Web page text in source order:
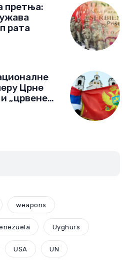
претња:
рата
Црне
„црвене
weapons
Uyghurs
USA UN